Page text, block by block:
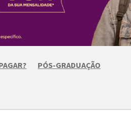
PÓS-GRADUAÇÃO